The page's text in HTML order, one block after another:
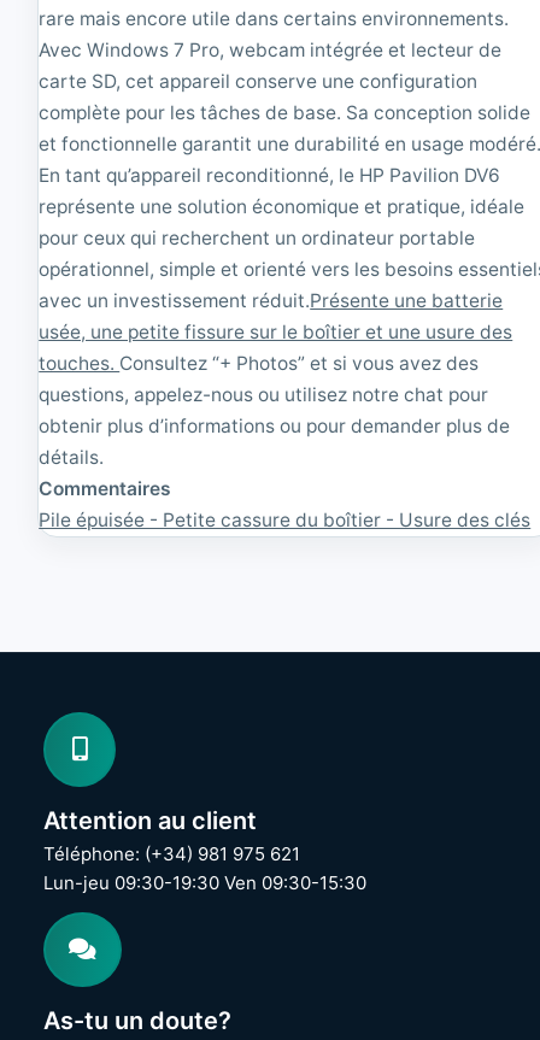
rare mais encore utile dans certains environnements.
Avec Windows 7 Pro, webcam intégrée et lecteur de
carte SD, cet appareil conserve une configuration
complète pour les tâches de base. Sa conception solide
et fonctionnelle garantit une durabilité en usage
En tant qu’appareil reconditionné, le HP Pavilion DV6
représente une solution économique et pratique, idéale
pour ceux qui recherchent un ordinateur portable
opérationnel, simple et orienté vers les besoins
avec un investissement réduit.Présente une batterie
usée, une petite fissure sur le boîtier et une usure des
touches. Consultez “+ Photos” et si vous avez des
questions, appelez-nous ou utilisez notre chat pour
obtenir plus d’informations ou pour demander plus de
détails.
Commentaires
Pile épuisée - Petite cassure du boîtier - Usure des clés
Attention au client
Téléphone: (+34) 981 975 621
Lun-jeu 09:30-19:30 Ven 09:30-15:30
As-tu un doute?